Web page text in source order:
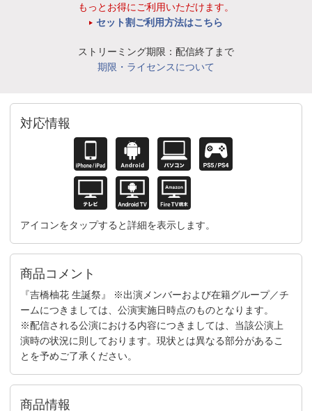
もっとお得にご利用いただけます。
セット割ご利用方法はこちら
ストリーミング期限：配信終了まで
期限・ライセンスについて
対応情報
アイコンをタップすると詳細を表示します。
商品コメント
『吉橋柚花 生誕祭』 ※出演メンバーおよび在籍グループ／チ
ームにつきましては、公演実施日時点のものとなります。
※配信される公演における内容につきましては、当該公演上
演時の状況に則しております。現状とは異なる部分があるこ
とを予めご了承ください。
商品情報